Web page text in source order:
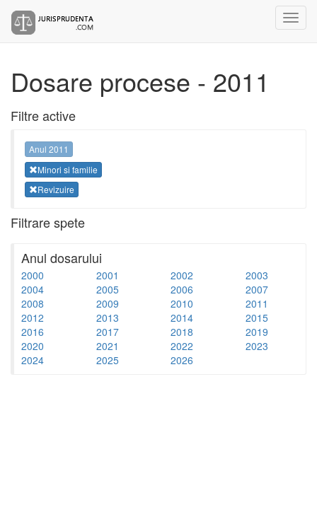
Dosare procese - 2011
Filtre active
Anul 2011
Minori si familie
Revizuire
Filtrare spete
Anul dosarului
2000 2001 2002
2003
2004
2005 2006
2007
2008
2009 2010
2011
2012
2013 2014
2015
2016
2017 2018
2019
2020
2021 2022
2023
2024
2025 2026